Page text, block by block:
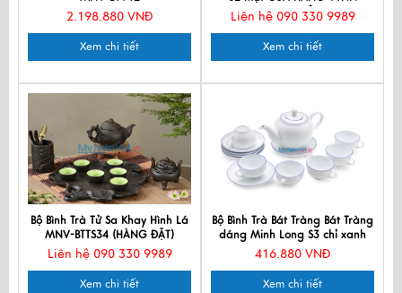
2.198.880 VNĐ
Xem chi tiết
THANH TÂN
Liên hệ 090 330 9989
Xem chi tiết
Bộ Bình Trà Tử Sa Khay Hình Lá
MNV-BTTS34 (HÀNG ĐẶT)
Liên hệ 090 330 9989
Xem chi tiết
Bộ Bình Trà Bát Tràng Bát Tràng
dáng Minh Long S3 chỉ xanh
MNV-BT002-5
416.880 VNĐ
Xem chi tiết